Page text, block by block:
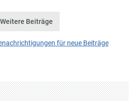
Weitere Beiträge
für neue Beiträge